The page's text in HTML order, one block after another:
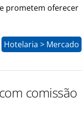
prometem oferecer
Hotelaria > Mercado
comissão